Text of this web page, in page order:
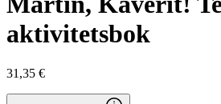
aktivitetsbok
31,35 €